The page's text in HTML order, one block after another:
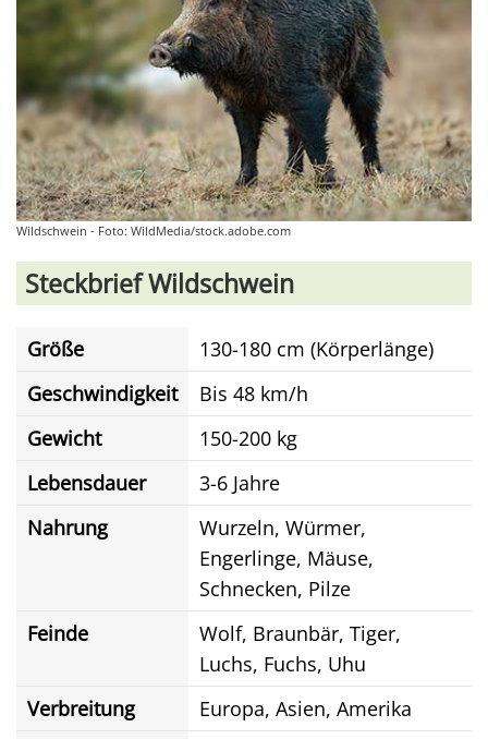
Wildschwein - Foto: WildMedia/stock.adobe.com
Steckbrief Wildschwein
Größe
130-180 cm (Körperlänge)
Geschwindigkeit
Bis 48 km/h
Gewicht
150-200 kg
Lebensdauer
3-6 Jahre
Nahrung
Wurzeln, Würmer,
Engerlinge, Mäuse,
Schnecken, Pilze
Feinde
Wolf, Braunbär, Tiger,
Luchs, Fuchs, Uhu
Verbreitung
Europa, Asien, Amerika